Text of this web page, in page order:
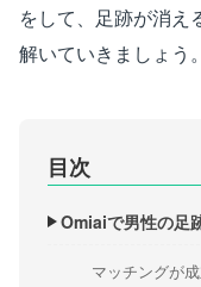
をして、足跡が消え
解いていきましょう。
目次
Omiaiで男性の足
マッチングが